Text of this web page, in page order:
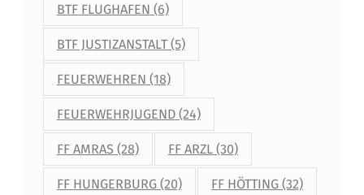
BTF FLUGHAFEN (6)
BTF JUSTIZANSTALT(5)
FEUERWEHREN (18)
FEUERWEHRJUGEND(24)
FF AMRAS (28) FF ARZL (30)
FF HUNGERBURG(20) FF HÖTTING (32)